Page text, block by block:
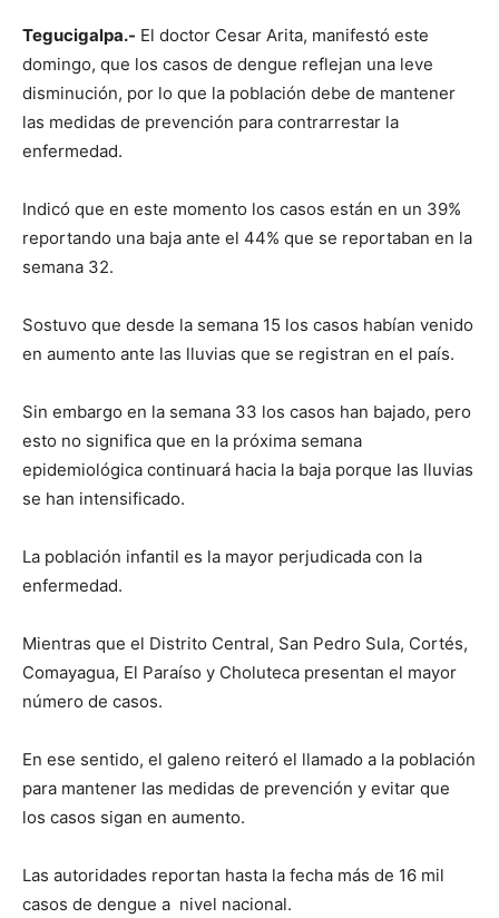
Tegucigalpa.- El doctor Cesar Arita, manifestó este
domingo, que los casos de dengue reflejan una leve
disminución, por lo que la población debe de mantener
las medidas de prevención para contrarrestar la
enfermedad.
Indicó que en este momento los casos están en un 39%
reportando una baja ante el 44% que se reportaban en la
semana 32.
Sostuvo que desde la semana 15 los casos habían venido
en aumento ante las lluvias que se registran en el país.
Sin embargo en la semana 33 los casos han bajado, pero
esto no significa que en la próxima semana
epidemiológica continuará hacia la baja porque las lluvias
se han intensificado.
La población infantil es la mayor perjudicada con la
enfermedad.
Mientras que el Distrito Central, San Pedro Sula, Cortés,
Comayagua, El Paraíso y Choluteca presentan el mayor
número de casos.
En ese sentido, el galeno reiteró el llamado a la población
para mantener las medidas de prevención y evitar que
los casos sigan en aumento.
Las autoridades reportan hasta la fecha más de 16 mil
casos de dengue a nivel nacional.